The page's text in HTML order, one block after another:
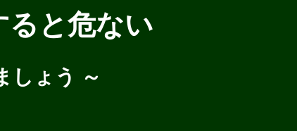
ると危ない
しょう ～